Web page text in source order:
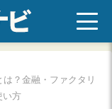
は？金融・ファクタリ
い方